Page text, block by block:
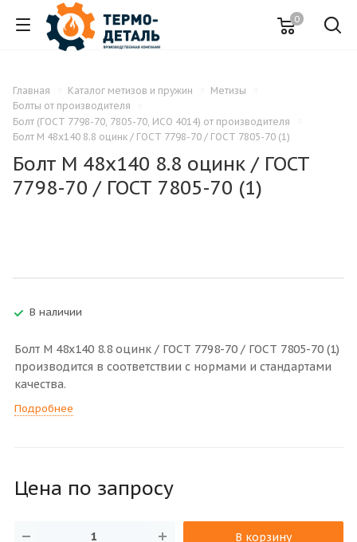
0
Главная Каталог метизов и пружин
Метизы
Болты от производителя
Болт (ГОСТ 7798-70, 7805-70, ИСО 4014) от производителя
Болт M 48x140 8.8 оцинк / ГОСТ 7798-70 / ГОСТ 7805-70 (1)
Болт M 48x140 8.8 оцинк / ГОСТ
7798-70 / ГОСТ 7805-70 (1)
В наличии
Болт M 48x140 8.8 оцинк / ГОСТ 7798-70 / ГОСТ 7805-70 (1)
производится в соответствии с нормами и стандартами
качества.
Подробнее
Цена по запросу
В корзину